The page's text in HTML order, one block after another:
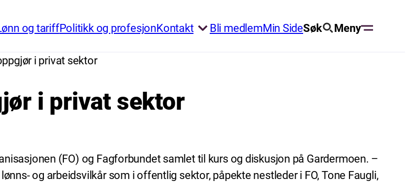
og tariffPolitikk og profesjonKontakt Bli medlemMin SideSøk Meny
i privat sektor
i privat sektor
(FO) og Fagforbundet samlet til kurs og diskusjon på Gardermoen. –
og arbeidsvilkår som i offentlig sektor, påpekte nestleder i FO, Tone Faugli,